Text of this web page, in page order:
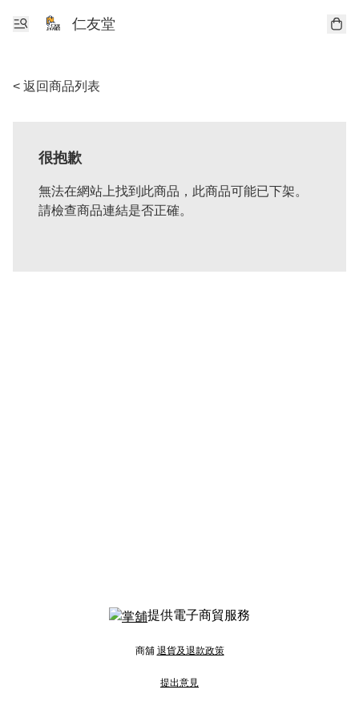
仁友堂
< 返回商品列表
很抱歉
無法在網站上找到此商品，此商品可能已下架。
請檢查商品連結是否正確。
提供電子商貿服務
商舖 退貨及退款政策
提出意見